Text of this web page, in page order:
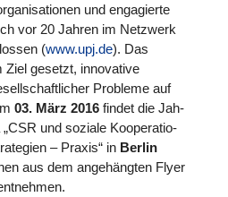
und enga­gierte
vor 20 Jahren im Netzwerk
(www.upj.de). Das
gesetzt, inno­va­tive
Probleme auf
03. März 2016findet die Jah­
und soziale Koope­ra­tio­
– Praxis“ in Berlin
aus dem ange­häng­ten Flyer